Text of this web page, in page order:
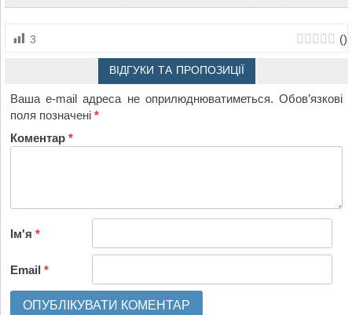
3 ()
ВІДГУКИ ТА ПРОПОЗИЦІЇ
Ваша e-mail адреса не оприлюднюватиметься. Обов’язкові
поля позначені*
Коментар*
Ім'я*
Email*